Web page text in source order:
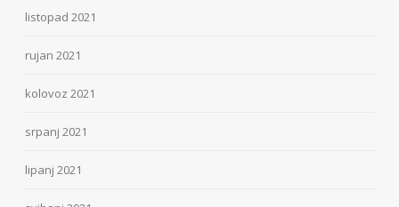
listopad 2021
rujan 2021
kolovoz 2021
srpanj 2021
lipanj 2021